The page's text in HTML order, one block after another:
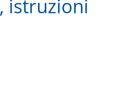
istruzioni